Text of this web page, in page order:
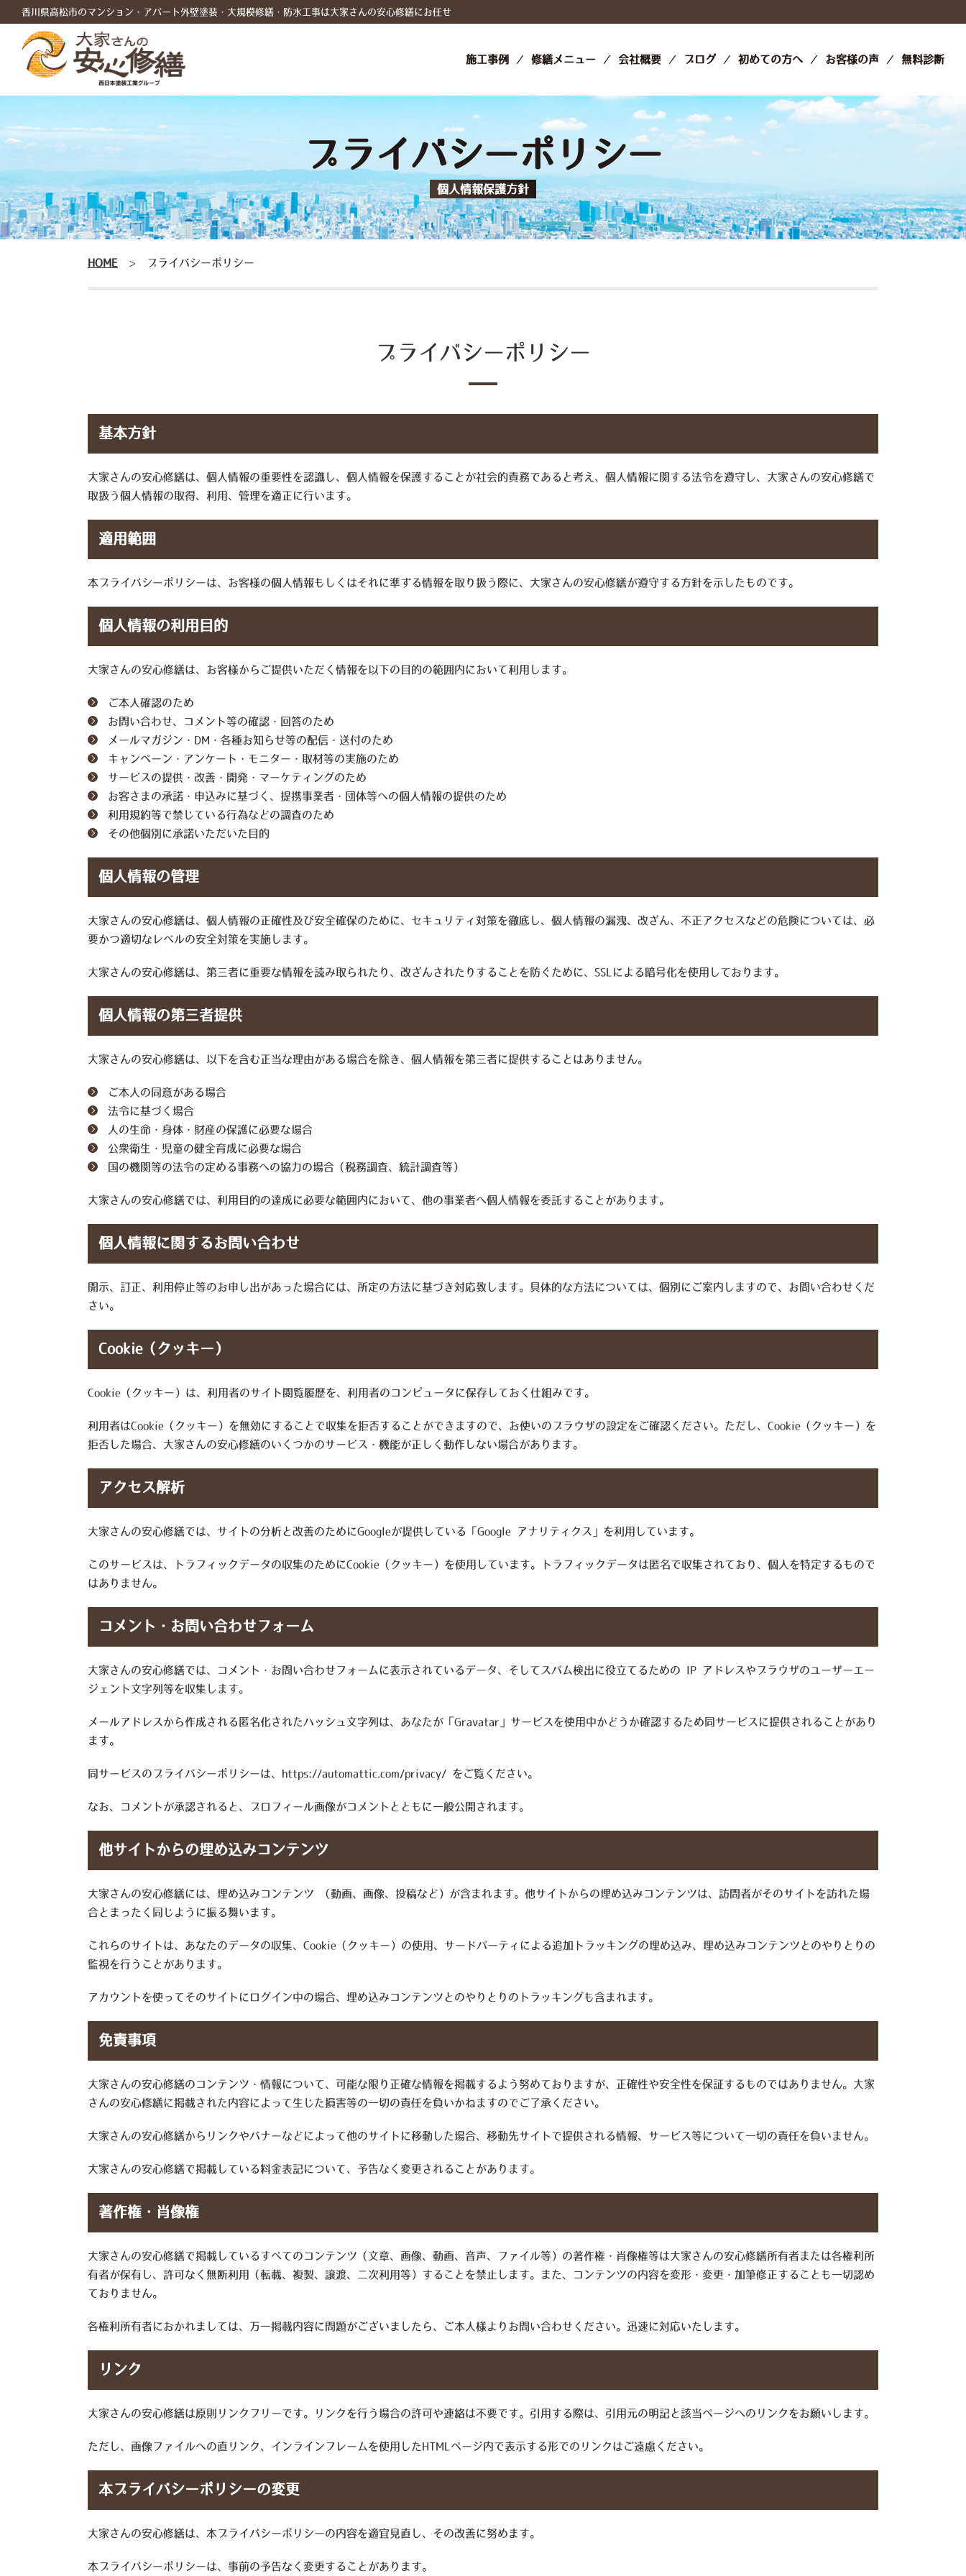
香川県高松市のマンション・アパート外壁塗装・大規模修繕・防水工事は大家さんの安心修繕にお任せ
施工事例 修繕メニュー 会社概要 ブログ 初めての方へ お客様の声 無料診断
プライバシーポリシー
個人情報保護方針
HOME > プライバシーポリシー
プライバシーポリシー
基本方針
大家さんの安心修繕は、個人情報の重要性を認識し、個人情報を保護することが社会的責務であると考え、個人情報に関する法令を遵守し、大家さんの安心修繕で
取扱う個人情報の取得、利用、管理を適正に行います。
適用範囲
本プライバシーポリシーは、お客様の個人情報もしくはそれに準ずる情報を取り扱う際に、大家さんの安心修繕が遵守する方針を示したものです。
個人情報の利用目的
大家さんの安心修繕は、お客様からご提供いただく情報を以下の目的の範囲内において利用します。
ご本人確認のため
お問い合わせ、コメント等の確認・回答のため
メールマガジン・DM・各種お知らせ等の配信・送付のため
キャンペーン・アンケート・モニター・取材等の実施のため
サービスの提供・改善・開発・マーケティングのため
お客さまの承諾・申込みに基づく、提携事業者・団体等への個人情報の提供のため
利用規約等で禁じている行為などの調査のため
その他個別に承諾いただいた目的
個人情報の管理
大家さんの安心修繕は、個人情報の正確性及び安全確保のために、セキュリティ対策を徹底し、個人情報の漏洩、改ざん、不正アクセスなどの危険については、必
要かつ適切なレベルの安全対策を実施します。
大家さんの安心修繕は、第三者に重要な情報を読み取られたり、改ざんされたりすることを防ぐために、SSLによる暗号化を使用しております。
個人情報の第三者提供
大家さんの安心修繕は、以下を含む正当な理由がある場合を除き、個人情報を第三者に提供することはありません。
ご本人の同意がある場合
法令に基づく場合
人の生命・身体・財産の保護に必要な場合
公衆衛生・児童の健全育成に必要な場合
国の機関等の法令の定める事務への協力の場合（税務調査、統計調査等）
大家さんの安心修繕では、利用目的の達成に必要な範囲内において、他の事業者へ個人情報を委託することがあります。
個人情報に関するお問い合わせ
開示、訂正、利用停止等のお申し出があった場合には、所定の方法に基づき対応致します。具体的な方法については、個別にご案内しますので、お問い合わせくだ
さい。
Cookie（クッキー）
Cookie（クッキー）は、利用者のサイト閲覧履歴を、利用者のコンピュータに保存しておく仕組みです。
利用者はCookie（クッキー）を無効にすることで収集を拒否することができますので、お使いのブラウザの設定をご確認ください。ただし、Cookie（クッキー）を
拒否した場合、大家さんの安心修繕のいくつかのサービス・機能が正しく動作しない場合があります。
アクセス解析
大家さんの安心修繕では、サイトの分析と改善のためにGoogleが提供している「Google アナリティクス」を利用しています。
このサービスは、トラフィックデータの収集のためにCookie（クッキー）を使用しています。トラフィックデータは匿名で収集されており、個人を特定するもので
はありません。
コメント・お問い合わせフォーム
大家さんの安心修繕では、コメント・お問い合わせフォームに表示されているデータ、そしてスパム検出に役立てるための IP アドレスやブラウザのユーザーエー
ジェント文字列等を収集します。
メールアドレスから作成される匿名化されたハッシュ文字列は、あなたが「Gravatar」サービスを使用中かどうか確認するため同サービスに提供されることがあり
ます。
同サービスのプライバシーポリシーは、https://automattic.com/privacy/ をご覧ください。
なお、コメントが承認されると、プロフィール画像がコメントとともに一般公開されます。
他サイトからの埋め込みコンテンツ
大家さんの安心修繕には、埋め込みコンテンツ （動画、画像、投稿など）が含まれます。他サイトからの埋め込みコンテンツは、訪問者がそのサイトを訪れた場
合とまったく同じように振る舞います。
これらのサイトは、あなたのデータの収集、Cookie（クッキー）の使用、サードパーティによる追加トラッキングの埋め込み、埋め込みコンテンツとのやりとりの
監視を行うことがあります。
アカウントを使ってそのサイトにログイン中の場合、埋め込みコンテンツとのやりとりのトラッキングも含まれます。
免責事項
大家さんの安心修繕のコンテンツ・情報について、可能な限り正確な情報を掲載するよう努めておりますが、正確性や安全性を保証するものではありません。大家
さんの安心修繕に掲載された内容によって生じた損害等の一切の責任を負いかねますのでご了承ください。
大家さんの安心修繕からリンクやバナーなどによって他のサイトに移動した場合、移動先サイトで提供される情報、サービス等について一切の責任を負いません。
大家さんの安心修繕で掲載している料金表記について、予告なく変更されることがあります。
著作権・肖像権
大家さんの安心修繕で掲載しているすべてのコンテンツ（文章、画像、動画、音声、ファイル等）の著作権・肖像権等は大家さんの安心修繕所有者または各権利所
有者が保有し、許可なく無断利用（転載、複製、譲渡、二次利用等）することを禁止します。また、コンテンツの内容を変形・変更・加筆修正することも一切認め
ておりません。
各権利所有者におかれましては、万一掲載内容に問題がございましたら、ご本人様よりお問い合わせください。迅速に対応いたします。
リンク
大家さんの安心修繕は原則リンクフリーです。リンクを行う場合の許可や連絡は不要です。引用する際は、引用元の明記と該当ページへのリンクをお願いします。
ただし、画像ファイルへの直リンク、インラインフレームを使用したHTMLページ内で表示する形でのリンクはご遠慮ください。
本プライバシーポリシーの変更
大家さんの安心修繕は、本プライバシーポリシーの内容を適宜見直し、その改善に努めます。
本プライバシーポリシーは、事前の予告なく変更することがあります。